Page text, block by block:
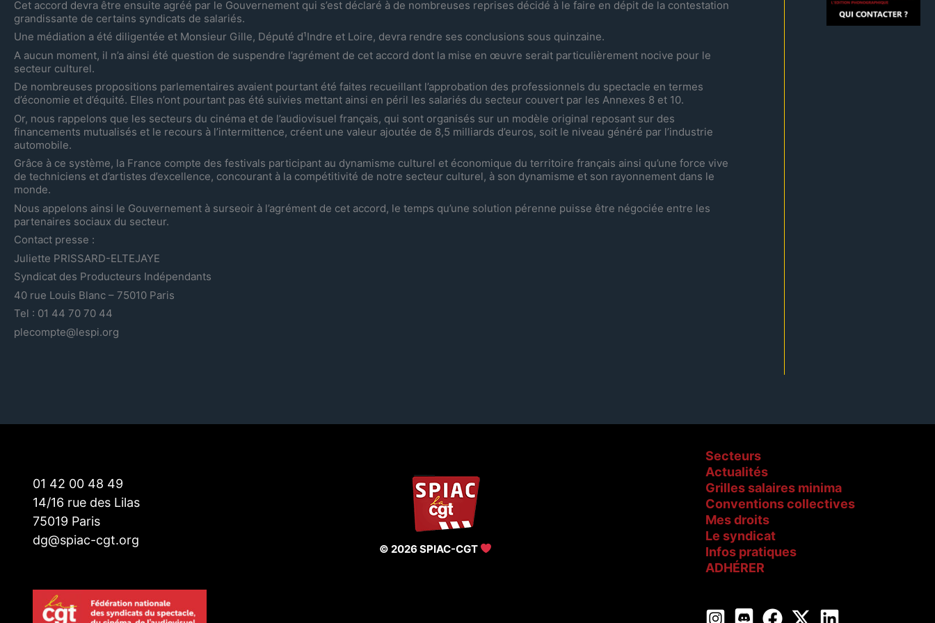
Cet accord devra être ensuite agréé par le Gouvernement qui s’est déclaré à de nombreuses reprises décidé à le faire en dépit de la contestation
grandissante de certains syndicats de salariés.
Une médiation a été diligentée et Monsieur Gille, Député d¹Indre et Loire, devra rendre ses conclusions sous quinzaine.
A aucun moment, il n’a ainsi été question de suspendre l’agrément de cet accord dont la mise en œuvre serait particulièrement nocive pour le
secteur culturel.
De nombreuses propositions parlementaires avaient pourtant été faites recueillant l’approbation des professionnels du spectacle en termes
d’économie et d’équité. Elles n’ont pourtant pas été suivies mettant ainsi en péril les salariés du secteur couvert par les Annexes 8 et 10.
Or, nous rappelons que les secteurs du cinéma et de l’audiovisuel français, qui sont organisés sur un modèle original reposant sur des
financements mutualisés et le recours à l’intermittence, créent une valeur ajoutée de 8,5 milliards d’euros, soit le niveau généré par l’industrie
automobile.
Grâce à ce système, la France compte des festivals participant au dynamisme culturel et économique du territoire français ainsi qu’une force vive
de techniciens et d’artistes d’excellence, concourant à la compétitivité de notre secteur culturel, à son dynamisme et son rayonnement dans le
monde.
Nous appelons ainsi le Gouvernement à surseoir à l’agrément de cet accord, le temps qu’une solution pérenne puisse être négociée entre les
partenaires sociaux du secteur.
Contact presse :
Juliette PRISSARD-ELTEJAYE
Syndicat des Producteurs Indépendants
40 rue Louis Blanc – 75010 Paris
Tel : 01 44 70 70 44
plecompte@lespi.org
01 42 00 48 49
14/16 rue des Lilas
75019 Paris
dg@spiac-cgt.org
© 2026 SPIAC-CGT
Secteurs
Actualités
Grilles salaires minima
Conventions collectives
Mes droits
Le syndicat
Infos pratiques
ADHÉRER